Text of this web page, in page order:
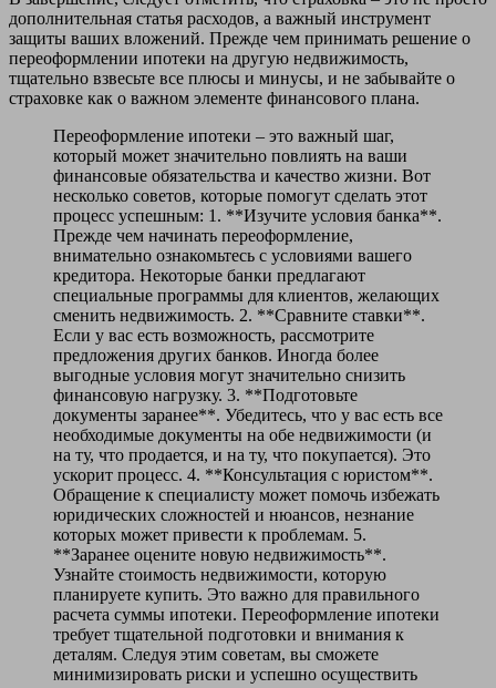
дополнительная статья расходов, а важный инструмент
защиты ваших вложений. Прежде чем принимать решение о
переоформлении ипотеки на другую недвижимость,
тщательно взвесьте все плюсы и минусы, и не забывайте о
страховке как о важном элементе финансового плана.
Переоформление ипотеки – это важный шаг,
который может значительно повлиять на ваши
финансовые обязательства и качество жизни. Вот
несколько советов, которые помогут сделать этот
процесс успешным: 1. **Изучите условия банка**.
Прежде чем начинать переоформление,
внимательно ознакомьтесь с условиями вашего
кредитора. Некоторые банки предлагают
специальные программы для клиентов, желающих
сменить недвижимость. 2. **Сравните ставки**.
Если у вас есть возможность, рассмотрите
предложения других банков. Иногда более
выгодные условия могут значительно снизить
финансовую нагрузку. 3. **Подготовьте
документы заранее**. Убедитесь, что у вас есть все
необходимые документы на обе недвижимости (и
на ту, что продается, и на ту, что покупается). Это
ускорит процесс. 4. **Консультация с юристом**.
Обращение к специалисту может помочь избежать
юридических сложностей и нюансов, незнание
которых может привести к проблемам. 5.
**Заранее оцените новую недвижимость**.
Узнайте стоимость недвижимости, которую
планируете купить. Это важно для правильного
расчета суммы ипотеки. Переоформление ипотеки
требует тщательной подготовки и внимания к
деталям. Следуя этим советам, вы сможете
минимизировать риски и успешно осуществить